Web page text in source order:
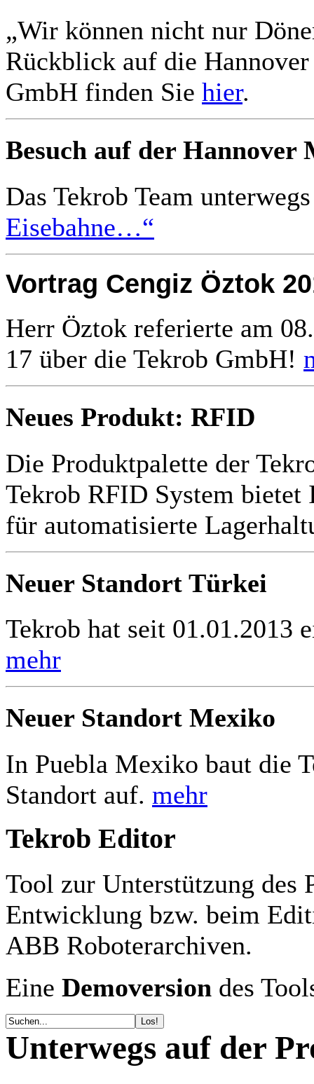
„Wir können nicht nur
Rückblick auf die
GmbH finden Sie hier.
Besuch auf der Hannover
Das Tekrob Team
Eisebahne…“
Vortrag Cengiz Öztok
Herr Öztok referierte am
17 über die Tekrob GmbH!
Neues Produkt: RFID
Die Produktpalette der
Tekrob RFID System bietet
für automatisierte
Neuer Standort Türkei
Tekrob hat seit 01.01.2013
mehr
Neuer Standort Mexiko
In Puebla Mexiko baut die
Standort auf. mehr
Tekrob Editor
Tool zur Unterstützung des
Entwicklung bzw. beim
ABB Roboterarchiven.
Eine Demoversion des
Unterwegs auf der